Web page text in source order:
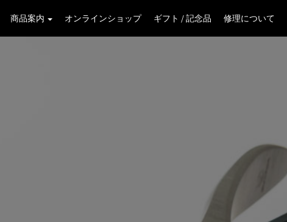
商品案内 オンラインショップ ギフト / 記念品 修理について